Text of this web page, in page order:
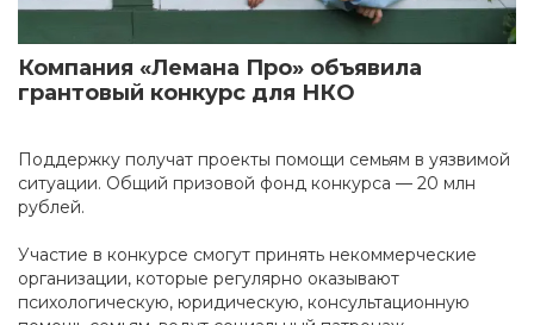
Компания «Лемана Про» объявила
грантовый конкурс для НКО
Поддержку получат проекты помощи семьям в уязвимой
ситуации. Общий призовой фонд конкурса — 20 млн
рублей.
Участие в конкурсе смогут принять некоммерческие
организации, которые регулярно оказывают
психологическую, юридическую, консультационную